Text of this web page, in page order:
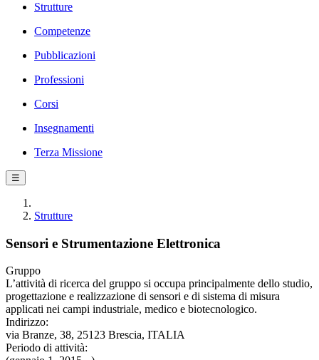
Strutture
Competenze
Pubblicazioni
Professioni
Corsi
Insegnamenti
Terza Missione
☰
Strutture
Sensori e Strumentazione Elettronica
Gruppo
L’attività di ricerca del gruppo si occupa principalmente dello studio,
progettazione e realizzazione di sensori e di sistema di misura
applicati nei campi industriale, medico e biotecnologico.
Indirizzo:
via Branze, 38, 25123 Brescia, ITALIA
Periodo di attività: